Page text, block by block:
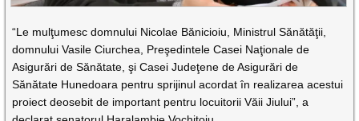
“Le mulţumesc domnului Nicolae Bănicioiu, Ministrul Sănătăţii,
domnului Vasile Ciurchea, Preşedintele Casei Naţionale de
Asigurări de Sănătate, şi Casei Judeţene de Asigurări de
Sănătate Hunedoara pentru sprijinul acordat în realizarea acestui
proiect deosebit de important pentru locuitorii Văii Jiului”, a